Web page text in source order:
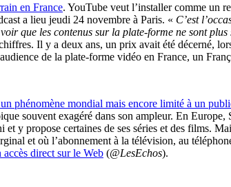
en France. YouTube veut l’installer comme un
a lieu jeudi 24 novembre à Paris. « C’est
que les contenus sur la plate-forme ne sont
Il y a deux ans, un prix avait été décerné,
de la plate-forme vidéo en France, un
phénomène mondial mais encore limité à un
souvent exagéré dans son ampleur. En
y propose certaines de ses séries et des films.
et où l’abonnement à la télévision, au
direct sur le Web (@LesEchos).